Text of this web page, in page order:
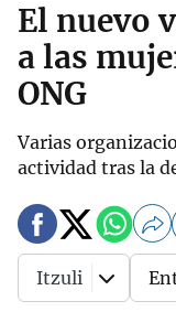
El nuevo
a las
ONG
Varias
actividad tras la
Itzuli